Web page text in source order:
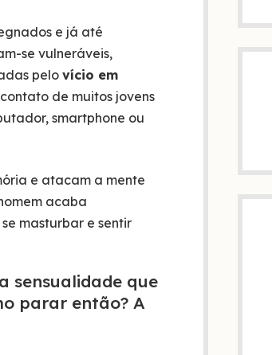
e já até
se vulneráveis,
pelovício em
de muitos jovens
smartphone ou
e atacam a mente
acaba
masturbar e sentir
sensualidade que
parar então? A